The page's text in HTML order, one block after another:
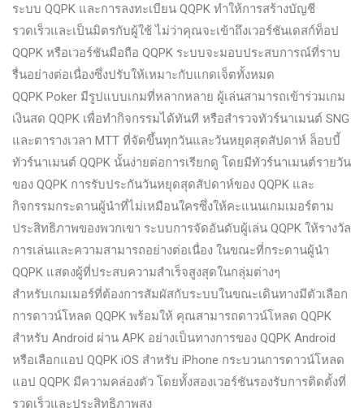
ระบบ QQPK และการลงทะเบียน QQPK ทําให้การสร้างบัญชี
รวดเร็วและเป็นมิตรกับผู้ใช้ ไม่ว่าคุณจะเข้าถึงเวอร์ชันเดสก์ท็อป
QQPK หรือเวอร์ชันมือถือ QQPK ระบบจะมอบประสบการณ์ที่ราบ
รื่นอย่างต่อเนื่องซึ่งปรับให้เหมาะกับแกดเจ็ตทั้งหมด
QQPK Poker มีรูปแบบเกมที่หลากหลาย ผู้เล่นสามารถเข้าร่วมเกม
เงินสด QQPK เพื่อทํากิจกรรมได้ทันที หรือสํารวจทัวร์นาเมนต์ SNG
และตารางเวลา MTT ที่จัดขึ้นทุกวันและวันหยุดสุดสัปดาห์ ล็อบบี้
ทัวร์นาเมนต์ QQPK นั้นง่ายต่อการเรียกดู โดยมีทัวร์นาเมนต์รายวัน
ของ QQPK การรับประกันวันหยุดสุดสัปดาห์ของ QQPK และ
กิจกรรมกระดานผู้นําที่ไม่เหมือนใครซึ่งให้คะแนนเกมเมอร์ตาม
ประสิทธิภาพของพวกเขา ระบบการจัดอันดับผู้เล่น QQPK ให้รางวัล
การเล่นและความสามารถอย่างต่อเนื่อง ในขณะที่กระดานผู้นํา
QQPK แสดงผู้ที่ประสบความสําเร็จสูงสุดในกลุ่มต่างๆ
สําหรับเกมเมอร์ที่ต้องการสัมผัสกับระบบในขณะเดินทางมีตัวเลือก
การดาวน์โหลด QQPK พร้อมให้ คุณสามารถดาวน์โหลด QQPK
สําหรับ Android ผ่าน APK อย่างเป็นทางการของ QQPK Android
หรือเลือกแอป QQPK iOS สําหรับ iPhone กระบวนการดาวน์โหลด
แอป QQPK มีความคล่องตัว โดยทั้งสองเวอร์ชันรองรับการติดตั้งที่
รวดเร็วและประสิทธิภาพสูง